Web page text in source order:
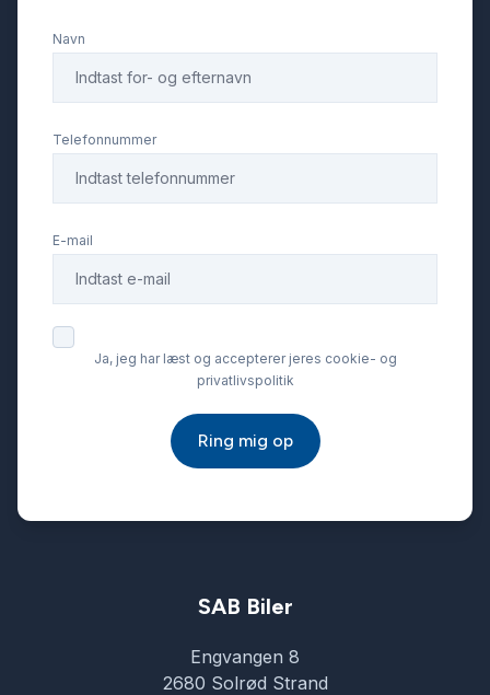
Navn
Telefonnummer
E-mail
Ja, jeg har læst og accepterer jeres cookie- og
privatlivspolitik
Ring mig op
SAB Biler
Engvangen 8
2680 Solrød Strand